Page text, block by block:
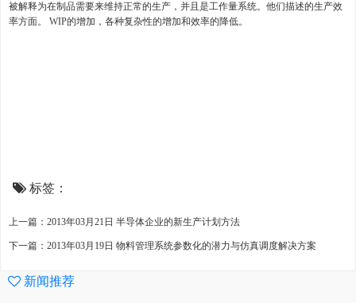
被解释为在制品需要来维持正常的生产，并且是工作量系统。他们描述的生产效
率方面。 WIP的增加，各种复杂性的增加和效率的降低。
标签：
上一篇：2013年03月21日 半导体企业的新生产计划方法
下一篇：2013年03月19日 物料管理系统参数化的潜力与仿真调度解决方案
新闻推荐